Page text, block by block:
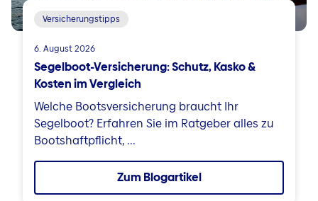
Versicherungstipps
6. August 2026
Segelboot-Versicherung: Schutz, Kasko &
Kosten im Vergleich
Welche Bootsversicherung braucht Ihr
Segelboot? Erfahren Sie im Ratgeber alles zu
Bootshaftpflicht, ...
Zum Blogartikel